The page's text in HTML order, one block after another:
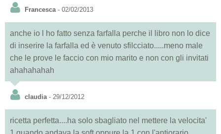
Francesca- 02/02/2013
anche io l ho fatto senza farfalla perche il libro non lo dice
di inserire la farfalla ed è venuto sfilcciato.....meno male
che le prove le faccio con mio marito e non con gli invitati
ahahahahah
claudia- 29/12/2012
ricetta perfetta....ha solo sbagliato nel mettere la velocita'